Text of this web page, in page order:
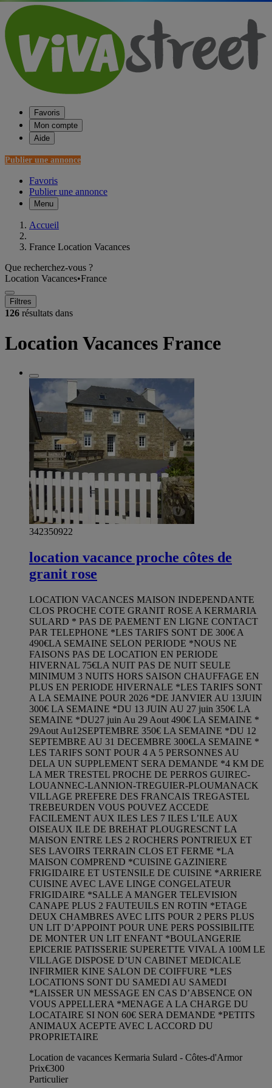
Favoris
Mon compte
Aide
Publier une annonce
Favoris
Publier une annonce
Menu
Accueil
France Location Vacances
Que recherchez-vous ?
Location Vacances•France
Filtres
126 résultats dans
Location Vacances France
342350922
location vacance proche côtes de
granit rose
LOCATION VACANCES MAISON INDEPENDANTE
CLOS PROCHE COTE GRANIT ROSE A KERMARIA
SULARD * PAS DE PAEMENT EN LIGNE CONTACT
PAR TELEPHONE *LES TARIFS SONT DE 300€ A
490€LA SEMAINE SELON PERIODE *NOUS NE
FAISONS PAS DE LOCATION EN PERIODE
HIVERNAL 75€LA NUIT PAS DE NUIT SEULE
MINIMUM 3 NUITS HORS SAISON CHAUFFAGE EN
PLUS EN PERIODE HIVERNALE *LES TARIFS SONT
A LA SEMAINE POUR 2026 *DE JANVIER AU 13JUIN
300€ LA SEMAINE *DU 13 JUIN AU 27 juin 350€ LA
SEMAINE *DU27 juin Au 29 Aout 490€ LA SEMAINE *
29Aout Au12SEPTEMBRE 350€ LA SEMAINE *DU 12
SEPTEMBRE AU 31 DECEMBRE 300€LA SEMAINE *
LES TARIFS SONT POUR 4 A 5 PERSONNES AU
DELA UN SUPPLEMENT SERA DEMANDE *4 KM DE
LA MER TRESTEL PROCHE DE PERROS GUIREC-
LOUANNEC-LANNION-TREGUIER-PLOUMANACK
VILLAGE PREFERE DES FRANCAIS TREGASTEL
TREBEURDEN VOUS POUVEZ ACCEDE
FACILEMENT AUX ILES LES 7 ILES L’ILE AUX
OISEAUX ILE DE BREHAT PLOUGRESCNT LA
MAISON ENTRE LES 2 ROCHERS PONTRIEUX ET
SES LAVOIRS TERRAIN CLOS ET FERME *LA
MAISON COMPREND *CUISINE GAZINIERE
FRIGIDAIRE ET USTENSILE DE CUISINE *ARRIERE
CUISINE AVEC LAVE LINGE CONGELATEUR
FRIGIDAIRE *SALLE A MANGER TELEVISION
CANAPE PLUS 2 FAUTEUILS EN ROTIN *ETAGE
DEUX CHAMBRES AVEC LITS POUR 2 PERS PLUS
UN LIT D’APPOINT POUR UNE PERS POSSIBILITE
DE MONTER UN LIT ENFANT *BOULANGERIE
EPICERIE PATISSERIE SUPERETTE VIVAL A 100M LE
VILLAGE DISPOSE D’UN CABINET MEDICALE
INFIRMIER KINE SALON DE COIFFURE *LES
LOCATIONS SONT DU SAMEDI AU SAMEDI
*LAISSER UN MESSAGE EN CAS D’ABSENCE ON
VOUS APPELLERA *MENAGE A LA CHARGE DU
LOCATAIRE SI NON 60€ SERA DEMANDE *PETITS
ANIMAUX ACEPTE AVEC L ACCORD DU
PROPRIETAIRE
Location de vacances Kermaria Sulard - Côtes-d'Armor
Prix€300
Particulier